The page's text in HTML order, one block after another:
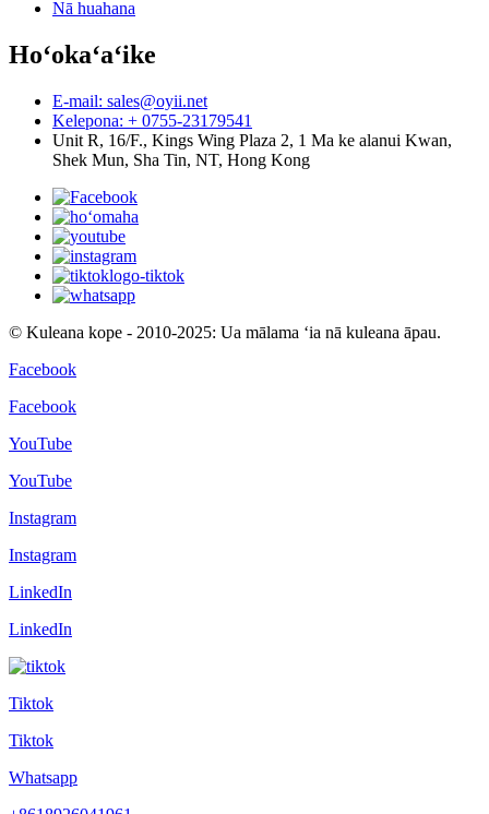
Nā huahana
Hoʻokaʻaʻike
E-mail: sales@oyii.net
Kelepona: + 0755-23179541
Unit R, 16/F., Kings Wing Plaza 2, 1 Ma ke alanui Kwan,
Shek Mun, Sha Tin, NT, Hong Kong
© Kuleana kope - 2010-2025: Ua mālama ʻia nā kuleana āpau.
Facebook
Facebook
YouTube
YouTube
Instagram
Instagram
LinkedIn
LinkedIn
Tiktok
Tiktok
Whatsapp